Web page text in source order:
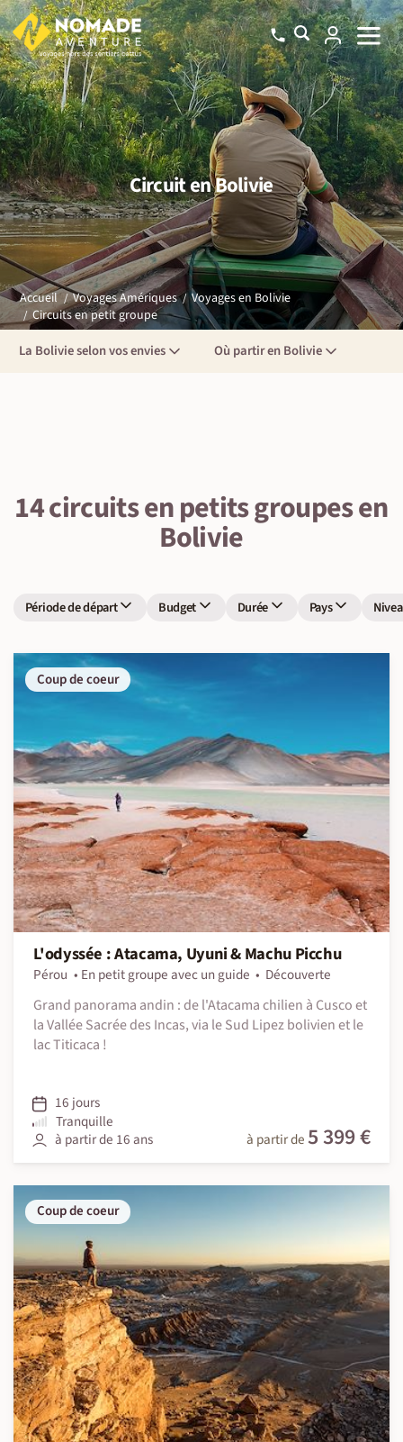
Circuit en Bolivie
Accueil Voyages Amériques
Voyages en Bolivie
Circuits en petit groupe
La Bolivie selon vos envies Où partir en Bolivie
14 circuits en petits groupes en
Bolivie
Période de départ Budget Durée Pays
Coup de coeur
L'odyssée : Atacama, Uyuni & Machu Picchu
Pérou En petit groupe avec un guide
Découverte
Grand panorama andin : de l'Atacama chilien à Cusco et
la Vallée Sacrée des Incas, via le Sud Lipez bolivien et le
lac Titicaca !
16 jours
Tranquille
à partir de 16 ans
à partir de 5 399 €
Coup de coeur